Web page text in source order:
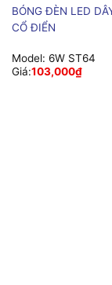
BÓNG ĐÈN LED
CỔ ĐIỂN
Model: 6W ST64
Giá:103,000₫